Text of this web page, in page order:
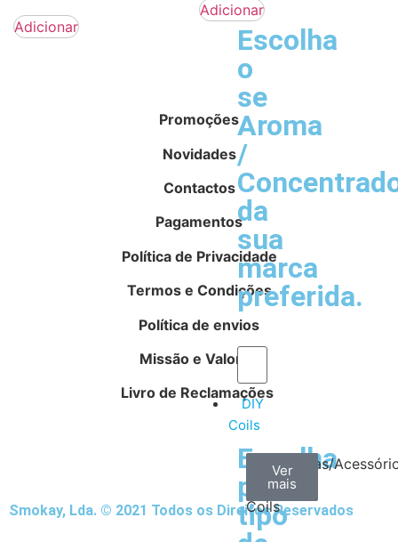
Escolha
o
se
Aroma
/
da
sua
marca
preferida.
DIY
Coils
Escolha
por
tipo
Arame
Coils
Ver
mais
Algodão
Ver
mais
Ferramentas/
Ver
mais
Adicionar
Adicionar
Promoções
Novidades
Contactos
Pagamentos
Política de Privacidade
Termos e Condições
Política de envios
Missão e Valores
Livro de Reclamações
Smokay, Lda. © 2021 Todos os Direitos Reservados